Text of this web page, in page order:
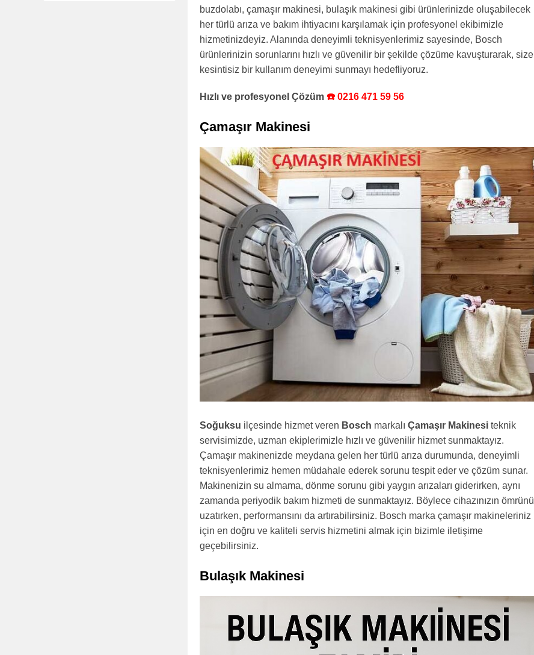
buzdolabı, çamaşır makinesi, bulaşık makinesi gibi ürünlerinizde oluşabilecek
her türlü arıza ve bakım ihtiyacını karşılamak için profesyonel ekibimizle
hizmetinizdeyiz. Alanında deneyimli teknisyenlerimiz sayesinde, Bosch
ürünlerinizin sorunlarını hızlı ve güvenilir bir şekilde çözüme kavuşturarak, size
kesintisiz bir kullanım deneyimi sunmayı hedefliyoruz.
Hızlı ve profesyonel Çözüm ☎️ 0216 471 59 56
Çamaşır Makinesi
Soğuksu ilçesinde hizmet veren Bosch markalı Çamaşır Makinesi teknik
servisimizde, uzman ekiplerimizle hızlı ve güvenilir hizmet sunmaktayız.
Çamaşır makinenizde meydana gelen her türlü arıza durumunda, deneyimli
teknisyenlerimiz hemen müdahale ederek sorunu tespit eder ve çözüm sunar.
Makinenizin su almama, dönme sorunu gibi yaygın arızaları giderirken, aynı
zamanda periyodik bakım hizmeti de sunmaktayız. Böylece cihazınızın ömrünü
uzatırken, performansını da artırabilirsiniz. Bosch marka çamaşır makineleriniz
için en doğru ve kaliteli servis hizmetini almak için bizimle iletişime
geçebilirsiniz.
Bulaşık Makinesi